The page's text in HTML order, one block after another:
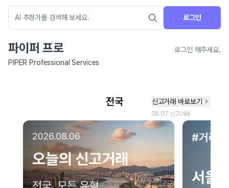
로그인
파이퍼 프로
로그인 해주세요.
PIPER Professional Services